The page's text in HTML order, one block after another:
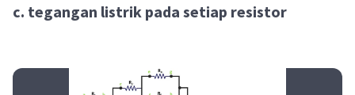
c. tegangan listrik pada setiap resistor